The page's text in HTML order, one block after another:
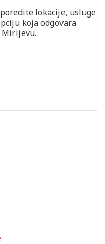
lokacije, usluge
koja odgovara